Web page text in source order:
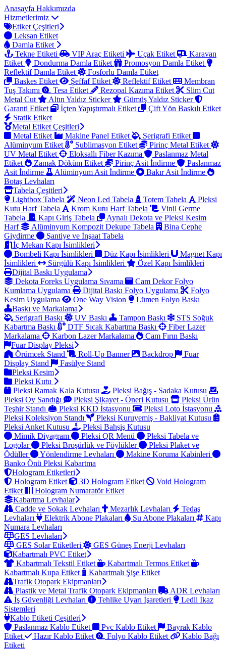
Anasayfa Hakkımızda
Hizmetlerimiz
Etiket Çeşitleri
Leksan Etiket
Damla Etiket
Tekne Etiketi
VIP Araç Etiketi Uçak Etiket
Karavan
Etiket
Dondurma Damla Etiket
Promosyon Damla Etiket
Reflektif Damla Etiket
Fosforlu Damla Etiket
Baskes Etiket
Şeffaf Etiket Reflektif Etiket
Membran
Tuş Takımı
Tesa Etiket Rezopal Kazıma Etiket
Slim Cut
Metal Cut
Altın Yaldız Sticker
Gümüş Yaldız Sticker
Garanti Etiket
İçten Yapıştırmalı Etiket
Çift Yön Baskılı Etiket
Statik Etiket
Metal Etiket Çeşitleri
Metal Etiket
Makine Panel Etiket
Serigrafi Etiket
Alüminyum Etiket
Sublimasyon Etiket
Pirinç Metal Etiket
UV Metal Etiket
Eloksallı Fiber Kazıma
Paslanmaz Metal
Etiket
Zamak Döküm Etiket Pirinç Asit İndirme
Paslanmaz
Asit İndirme
Alüminyum Asit İndirme
Bakır Asit İndirme
Botaş Levhaları
Tabela Çeşitleri
Lightbox Tabela
Neon Led Tabela Totem Tabela
Pleksi
Kutu Harf Tabela
Krom Kutu Harf Tabela
Vinil Germe
Tabela
Kapı Giriş Tabela
Aynalı Dekota ve Pleksi Kesim
Harf
Alüminyum Kompozit Dekupe Tabela
Bina Cephe
Giydirme
Şantiye ve İnşaat Tabela
İç Mekan Kapı İsimlikleri
Bombeli Kapı İsimlikleri
Düz Kapı İsimlikleri
Magnet Kapı
İsimlikleri
Sürgülü Kapı İsimlikleri
Özel Kapı İsimlikleri
Dijital Baskı Uygulama
Dekota Foreks Uygulama Sıvama
Cam Dekor Folyo
Kumlama Uygulama
Dijital Baskı Folyo Uygulama
Folyo
Kesim Uygulama
One Way Vision
Lümen Folyo Baskı
Baskı ve Markalama
Serigrafi Baskı
UV Baskı Tampon Baskı
STS Soğuk
Kabartma Baskı
DTF Sıcak Kabartma Baskı
Fiber Lazer
Markalama
Karbon Lazer Markalama
Cam Fırın Baskı
Fuar Display Pleksi
Örümcek Stand
Roll-Up Banner Backdrop
Fuar
Display Stand
Fasülye Stand
Pleksi Kesim
Pleksi Kutu
Pleksi Ramak Kala Kutusu
Pleksi Bağış - Sadaka Kutusu
Pleksi Oy Sandığı
Pleksi Şikayet - Öneri Kutusu
Pleksi Ürün
Teşhir Standı
Pleksi KKD İstasyonu
Pleksi Loto İstasyonu
Pleksi Koleksiyon Standı
Pleksi Kuruyemiş - Bakliyat Kutusu
Pleksi Anket Kutusu
Pleksi Bahşiş Kutusu
Mimik Diyagram
Pleksi QR Menü
Pleksi Tabela ve
Logolar
Pleksi Broşürlük ve Föylükler
Pleksi Plaket ve
Ödüller
Yönlendirme Levhaları
Makine Koruma Kabinleri
Banko Önü Pleksi Kabartma
Hologram Etiketleri
Hologram Etiket
3D Hologram Etiket
Void Hologram
Etiket
Hologram Numaratör Etiket
Kabartma Levhalar
Cadde ve Sokak Levhaları
Mezarlık Levhaları
Tedaş
Levhaları
Elektrik Abone Plakaları Su Abone Plakaları
Kapı
Numara Levhaları
GES Levhaları
GES Solar Etiketleri
GES Güneş Enerji Levhaları
Kabartmalı PVC Etiket
Kabartmalı Tekstil Etiket
Kabartmalı Termos Etiket
Kabartmalı Kupa Etiket
Kabartmalı Şişe Etiket
Trafik Otopark Ekipmanları
Plastik ve Metal Trafik Otopark Ekipmanları
ADR Levhaları
İş Güvenliği Levhaları
Tehlike Uyarı İşaretleri
Ledli İkaz
Sistemleri
Kablo Etiketi Çeşitleri
Paslanmaz Kablo Etiket
Pvc Kablo Etiket
Bayrak Kablo
Etiket
Hazır Kablo Etiket Folyo Kablo Etiket
Kablo Bağı
Etiketi